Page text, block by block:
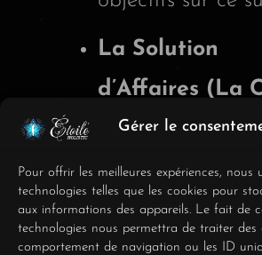
Gérer le
Pour offrir les meilleures expériences, nous
technologies telles que les cookies pour
aux informations des appareils. Le fait de
technologies nous permettra de traiter des
comportement de navigation ou les ID
La Solution
d’Affaires (La
Quelle décision
pragmatique,
sur l’intérêt
de l’entreprise,